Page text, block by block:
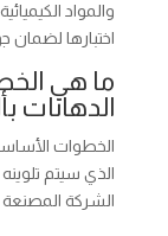
والمواد
اختبارها لضمان
ما هي
الدهانات
الخطوات
الذي سيتم
الشركة المصنعة